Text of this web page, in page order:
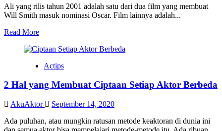
Ali yang rilis tahun 2001 adalah satu dari dua film yang membuat
Will Smith masuk nominasi Oscar. Film lainnya adalah...
Read MoreRead
about
Menarik,
Setengahnya
Actips
2 Hal yang Membuat Ciptaan Setiap Aktor Berbeda
AkuAktor
September 14, 2020
Ada puluhan, atau mungkin ratusan metode keaktoran di dunia ini